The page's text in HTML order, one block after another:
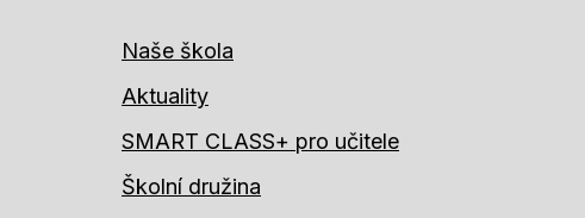
Naše škola
Aktuality
SMART CLASS+ pro učitele
Školní družina